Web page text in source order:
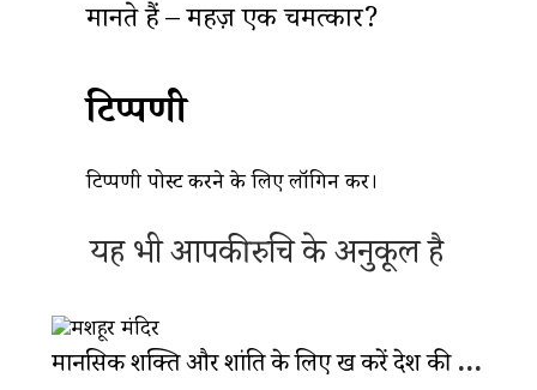
मानते हैं – महज़ एक चमत्कार?
टिप्पणी
टिप्पणी पोस्ट करने के लिएलॉगिनकरें।
यह भी आपकी रुचि के अनुकूल है
मानसिक शक्ति और शांति के लिए रुख करें देश की इन 5 आध्यात्मिक जगहों की ओर